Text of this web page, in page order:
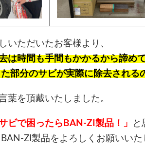
いただいたお客様より、
は時間も手間もかかるから諦
部分のサビが実際に除去される
葉を頂戴いたしました。
サビで困ったらBAN-ZI製品！」
と
ZI製品をよろしくお願いいた